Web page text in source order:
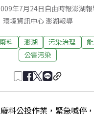
年7月24日自由時報澎湖報
環境資訊中心澎湖報導
料 澎湖 污染治理
公害污染
料公投作業，緊急喊停